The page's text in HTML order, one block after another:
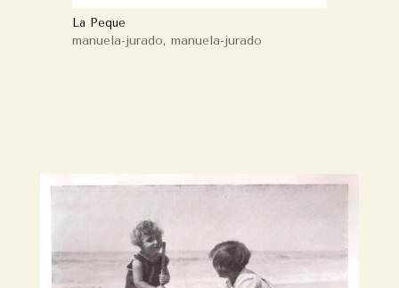
La Peque
manuela-jurado, manuela-jurado